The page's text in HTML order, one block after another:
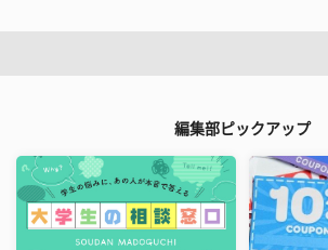
編集部ピックアップ